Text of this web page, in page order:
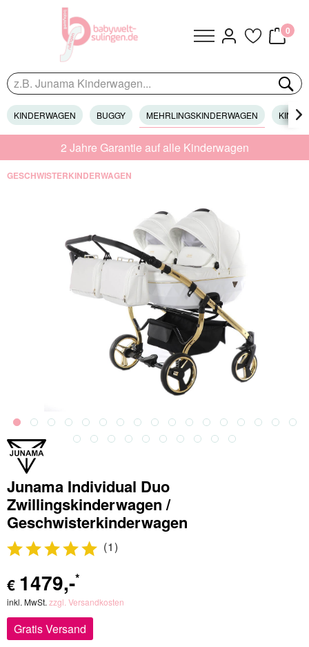
0
KINDERWAGEN BUGGY MEHRLINGSKINDERWAGEN 
2 Jahre Garantie auf alle Kinderwagen
GESCHWISTERKINDERWAGEN
Junama Individual Duo
Zwillingskinderwagen /
Geschwisterkinderwagen
(1)
€ 1479,-*
inkl. MwSt. zzgl. Versandkosten
Gratis Versand